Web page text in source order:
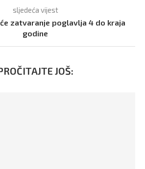
sljedeća vijest
zatvaranje poglavlja 4 do kraja
godine
JOŠ: